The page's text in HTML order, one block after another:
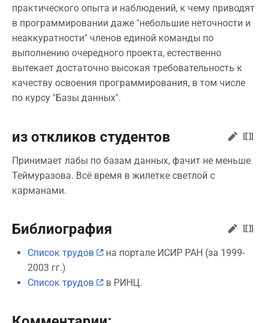
практического опыта и наблюдений, к чему приводят
в программировании даже "небольшие неточности и
неаккуратности" членов единой команды по
выполнению очередного проекта, естественно
вытекает достаточно высокая требовательность к
качеству освоения программирования, в том числе
по курсу "Базы данных".
из откликов студентов
Принимает лабы по базам данных, фачит не меньше
Теймуразова. Всё время в жилетке светлой с
карманами.
Библиография
Список трудов
на портале ИСИР РАН (за 1999-
2003 гг.)
Список трудов
в РИНЦ.